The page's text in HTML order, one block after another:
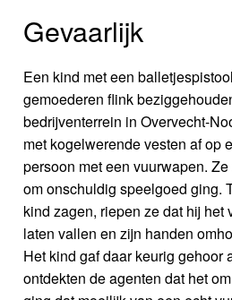
Gevaarlijk
Een kind met een
gemoederen flink
bedrijventerrein in Overvecht-
met kogelwerende vesten af op
persoon met een vuurwapen.
om onschuldig speelgoed ging.
kind zagen, riepen ze dat hij het
laten vallen en zijn handen
Het kind gaf daar keurig gehoor
ontdekten de agenten dat het